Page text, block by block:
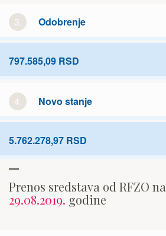
3. Odobrenje
797.585,09 RSD
4. Novo stanje
5.762.278,97 RSD
Prenos sredstava od RFZO
29.08.2019. godine